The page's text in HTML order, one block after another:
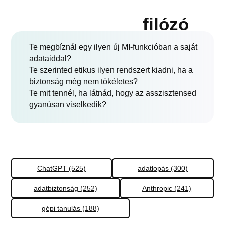
filózó
Te megbíznál egy ilyen új MI-funkcióban a saját
adataiddal?
Te szerinted etikus ilyen rendszert kiadni, ha a
biztonság még nem tökéletes?
Te mit tennél, ha látnád, hogy az asszisztensed
gyanúsan viselkedik?
ChatGPT (525) adatlopás (300)
adatbiztonság (252) Anthropic (241)
gépi tanulás (188)